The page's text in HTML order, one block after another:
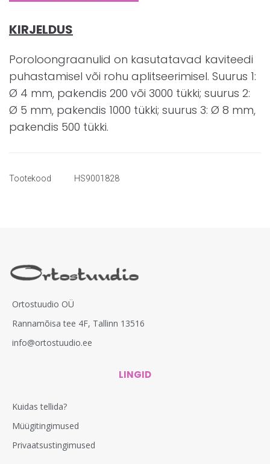
KIRJELDUS
Poroloongraanulid on kasutatavad kaviteedi
puhastamisel või rohu aplitseerimisel. Suurus 1:
Ø 4 mm, pakendis 200 või 3000 tükki; suurus 2:
Ø 5 mm, pakendis 1000 tükki; suurus 3: Ø 8 mm,
pakendis 500 tükki.
Tootekood HS9001828
Ortostuudio OÜ
Rannamõisa tee 4F, Tallinn 13516
info@ortostuudio.ee
LINGID
Kuidas tellida?
Müügitingimused
Privaatsustingimused